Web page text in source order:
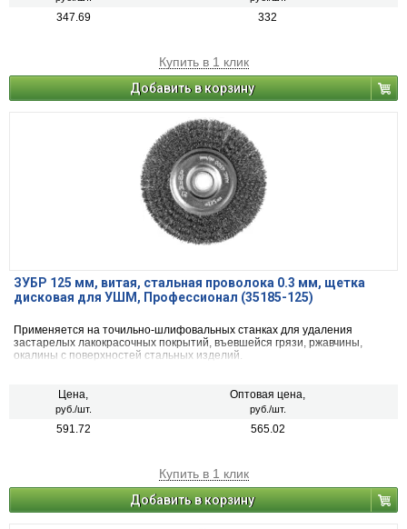
347.69 332
Купить в 1 клик
Добавить в корзину
ЗУБР 125 мм, витая, стальная проволока 0.3 мм, щетка
дисковая для УШМ, Профессионал (35185-125)
Применяется на точильно-шлифовальных станках для удаления
застарелых лакокрасочных покрытий, въевшейся грязи, ржавчины,
окалины с поверхностей стальных изделий.
Цена,
руб./шт.
Оптовая цена,
руб./шт.
591.72 565.02
Купить в 1 клик
Добавить в корзину